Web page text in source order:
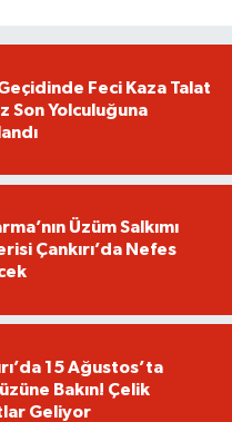
Feci Kaza Talat
Son Yolculuğuna
Üzüm Salkımı
Çankırı’da Nefes
15 Ağustos’ta
Bakın! Çelik
Geliyor